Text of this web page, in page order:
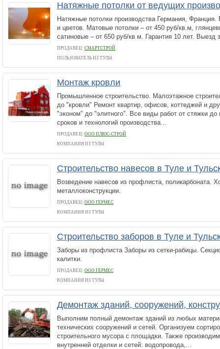
Натяжные потолки от ведущих
Натяжные потолки производства Германия,
и цветов. Матовые потолки – от 450 руб/кв.м,
сатиновые – от 650 руб/кв м. Гарантия 10 лет. Выезд
ПРОДАВЕЦ: СМАРТСТРОЙ
ПОЛЬЗОВАТЕЛЬ ИЗ ТУЛЫ
Монтаж кровли
Промышленное строительство. Малоэтажное
до "кровли" Ремонт квартир, офисов, коттеджей и
"эконом" до "элитного". Все виды работ от стяжки
сроков и технологий производства...
ПРОДАВЕЦ: ООО ПЛЮС-СТРОЙ
КОМПАНИЯ ИЗ ТУЛЫ
Строительство навесов в Туле и
Возведение навесов из профлиста, поликарбоната.
металлоконструкции.
ПРОДАВЕЦ: ООО ГЕРМЕС
КОМПАНИЯ ИЗ ТУЛЫ
Строительство заборов в Туле и
Заборы из профлиста Заборы из сетки-рабицы.
калитки.
ПРОДАВЕЦ: ООО ГЕРМЕС
КОМПАНИЯ ИЗ ТУЛЫ
Демонтаж зданий, сооружений,
Выполним полный демонтаж зданий из любых
технических сооружений и сетей. Организуем
строительного мусора с площадки. Также
внутренней отделки и сетей: водопровода,...